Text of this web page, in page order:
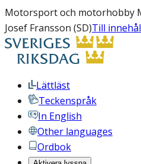
Motorsport och motorhobby
Josef Fransson (SD)Till
Lättläst
Teckenspråk
In English
Other languages
Ordbok